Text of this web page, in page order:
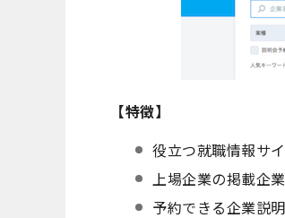
【特徴】
役立つ就職情報サ
上場企業の掲載企
予約できる企業説